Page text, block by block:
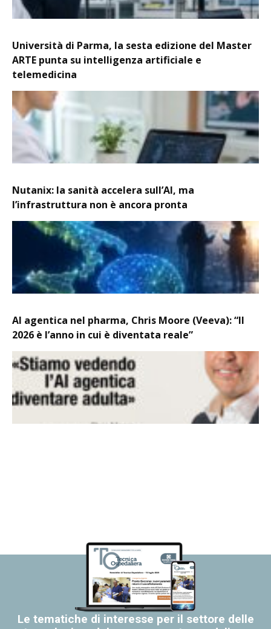
Università di Parma, la sesta edizione del Master
ARTE punta su intelligenza artificiale e
telemedicina
Nutanix: la sanità accelera sull’AI, ma
l’infrastruttura non è ancora pronta
AI agentica nel pharma, Chris Moore (Veeva): “Il
2026 è l’anno in cui è diventata reale”
Le tematiche di interesse per il settore delle